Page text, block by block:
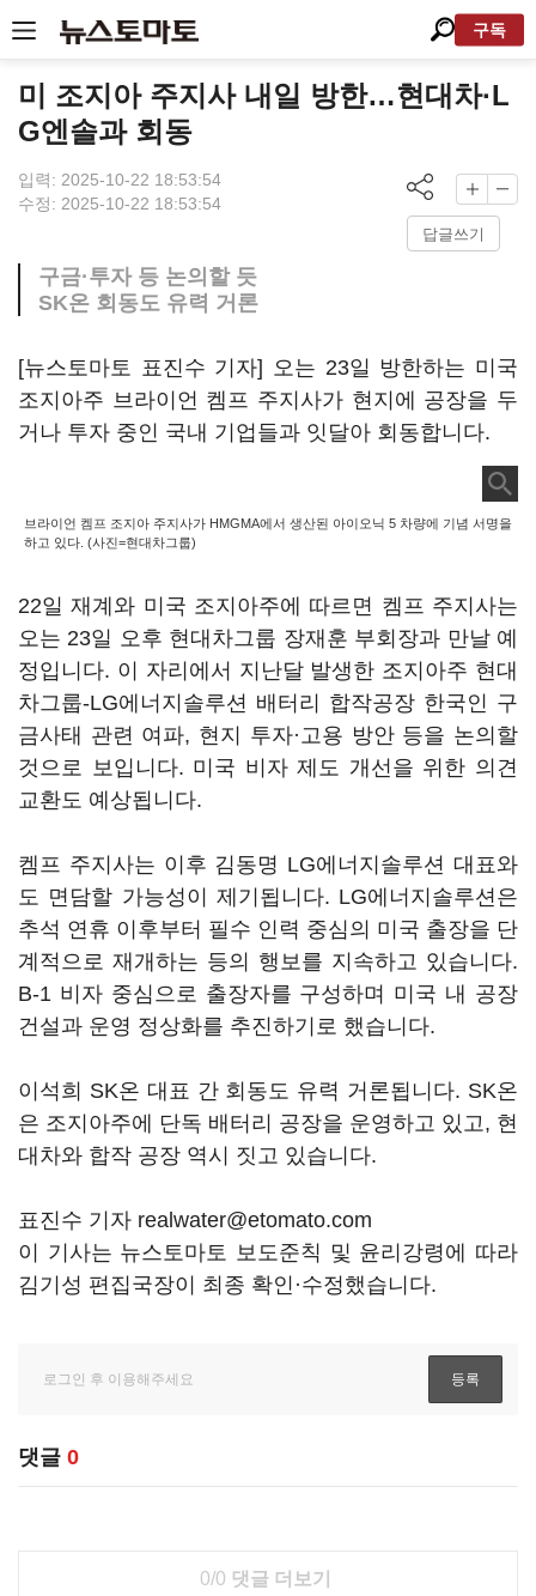
구독
미 조지아 주지사 내일 방한…현대차·L
G엔솔과 회동
입력: 2025-10-22 18:53:54
수정: 2025-10-22 18:53:54
답글쓰기
구금·투자 등 논의할 듯
SK온 회동도 유력 거론
[뉴스토마토 표진수 기자] 오는 23일 방한하는 미국
조지아주 브라이언 켐프 주지사가 현지에 공장을 두
거나 투자 중인 국내 기업들과 잇달아 회동합니다.
브라이언 켐프 조지아 주지사가 HMGMA에서 생산된 아이오닉 5 차량에 기념 서명을
하고 있다. (사진=현대차그룹)
22일 재계와 미국 조지아주에 따르면 켐프 주지사는
오는 23일 오후 현대차그룹 장재훈 부회장과 만날 예
정입니다. 이 자리에서 지난달 발생한 조지아주 현대
차그룹-LG에너지솔루션 배터리 합작공장 한국인 구
금사태 관련 여파, 현지 투자·고용 방안 등을 논의할
것으로 보입니다. 미국 비자 제도 개선을 위한 의견
교환도 예상됩니다.
켐프 주지사는 이후 김동명 LG에너지솔루션 대표와
도 면담할 가능성이 제기됩니다. LG에너지솔루션은
추석 연휴 이후부터 필수 인력 중심의 미국 출장을 단
계적으로 재개하는 등의 행보를 지속하고 있습니다.
B-1 비자 중심으로 출장자를 구성하며 미국 내 공장
건설과 운영 정상화를 추진하기로 했습니다.
이석희 SK온 대표 간 회동도 유력 거론됩니다. SK온
은 조지아주에 단독 배터리 공장을 운영하고 있고, 현
대차와 합작 공장 역시 짓고 있습니다.
표진수 기자 realwater@etomato.com
이 기사는 뉴스토마토 보도준칙 및 윤리강령에 따라
김기성 편집국장이 최종 확인·수정했습니다.
댓글 0
0/0 댓글 더보기